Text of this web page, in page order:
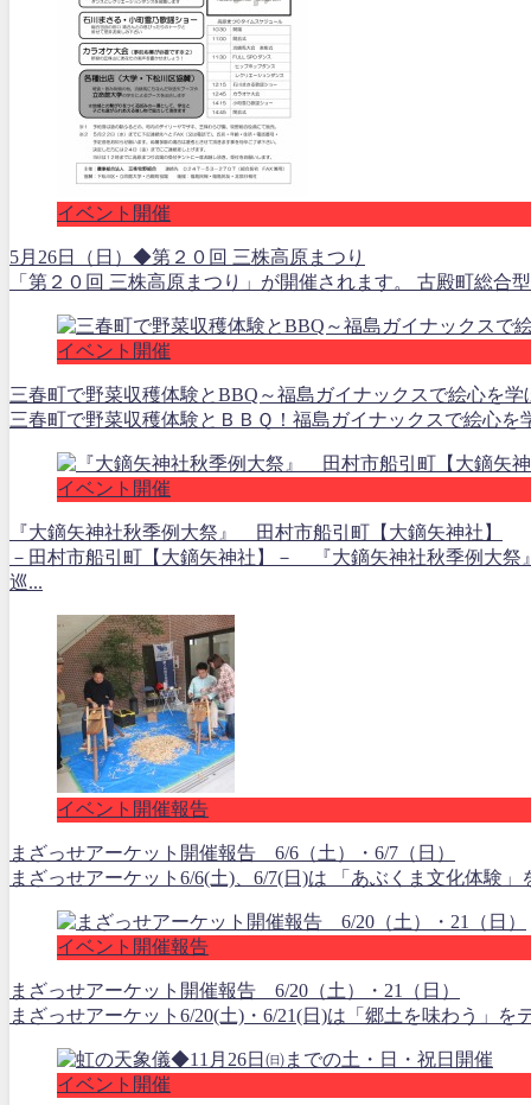
イベント開催
5月26日（日）◆第２０回 三株高原まつり
「第２０回 三株高原まつり」が開催されます。 古殿町総
イベント開催
三春町で野菜収穫体験とBBQ～福島ガイナックスで絵心を学
三春町で野菜収穫体験とＢＢＱ！福島ガイナックスで絵心
イベント開催
『大鏑矢神社秋季例大祭』 田村市船引町【大鏑矢神社】
－田村市船引町【大鏑矢神社】－ 『大鏑矢神社秋季例大
巡...
イベント開催報告
まざっせアーケット開催報告 6/6（土）・6/7（日）
まざっせアーケット6/6(土)、6/7(日)は 「あぶくま文化体験
イベント開催報告
まざっせアーケット開催報告 6/20（土）・21（日）
まざっせアーケット6/20(土)・6/21(日)は「郷土を味わう」
イベント開催